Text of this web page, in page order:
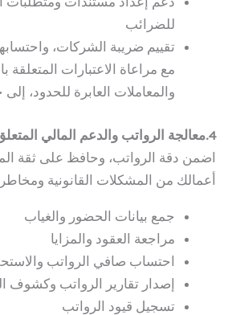
للضرائب
تقييم ضريبة الشركات،
مع مراعاة الاعتبارات المتعلقة
والمعاملات العابرة للحدود،
4.معالجة الرواتب والدعم المالي المتعلق بالموظفين
اضمن دقة الرواتب، وحافظ على ثقة
أعمالك من المشكلات القانونية
جمع بيانات الحضور والغياب
مراجعة العقود والمزايا
احتساب صافي الرواتب
إصدار تقارير الرواتب وكشوف
تسجيل قيود الرواتب